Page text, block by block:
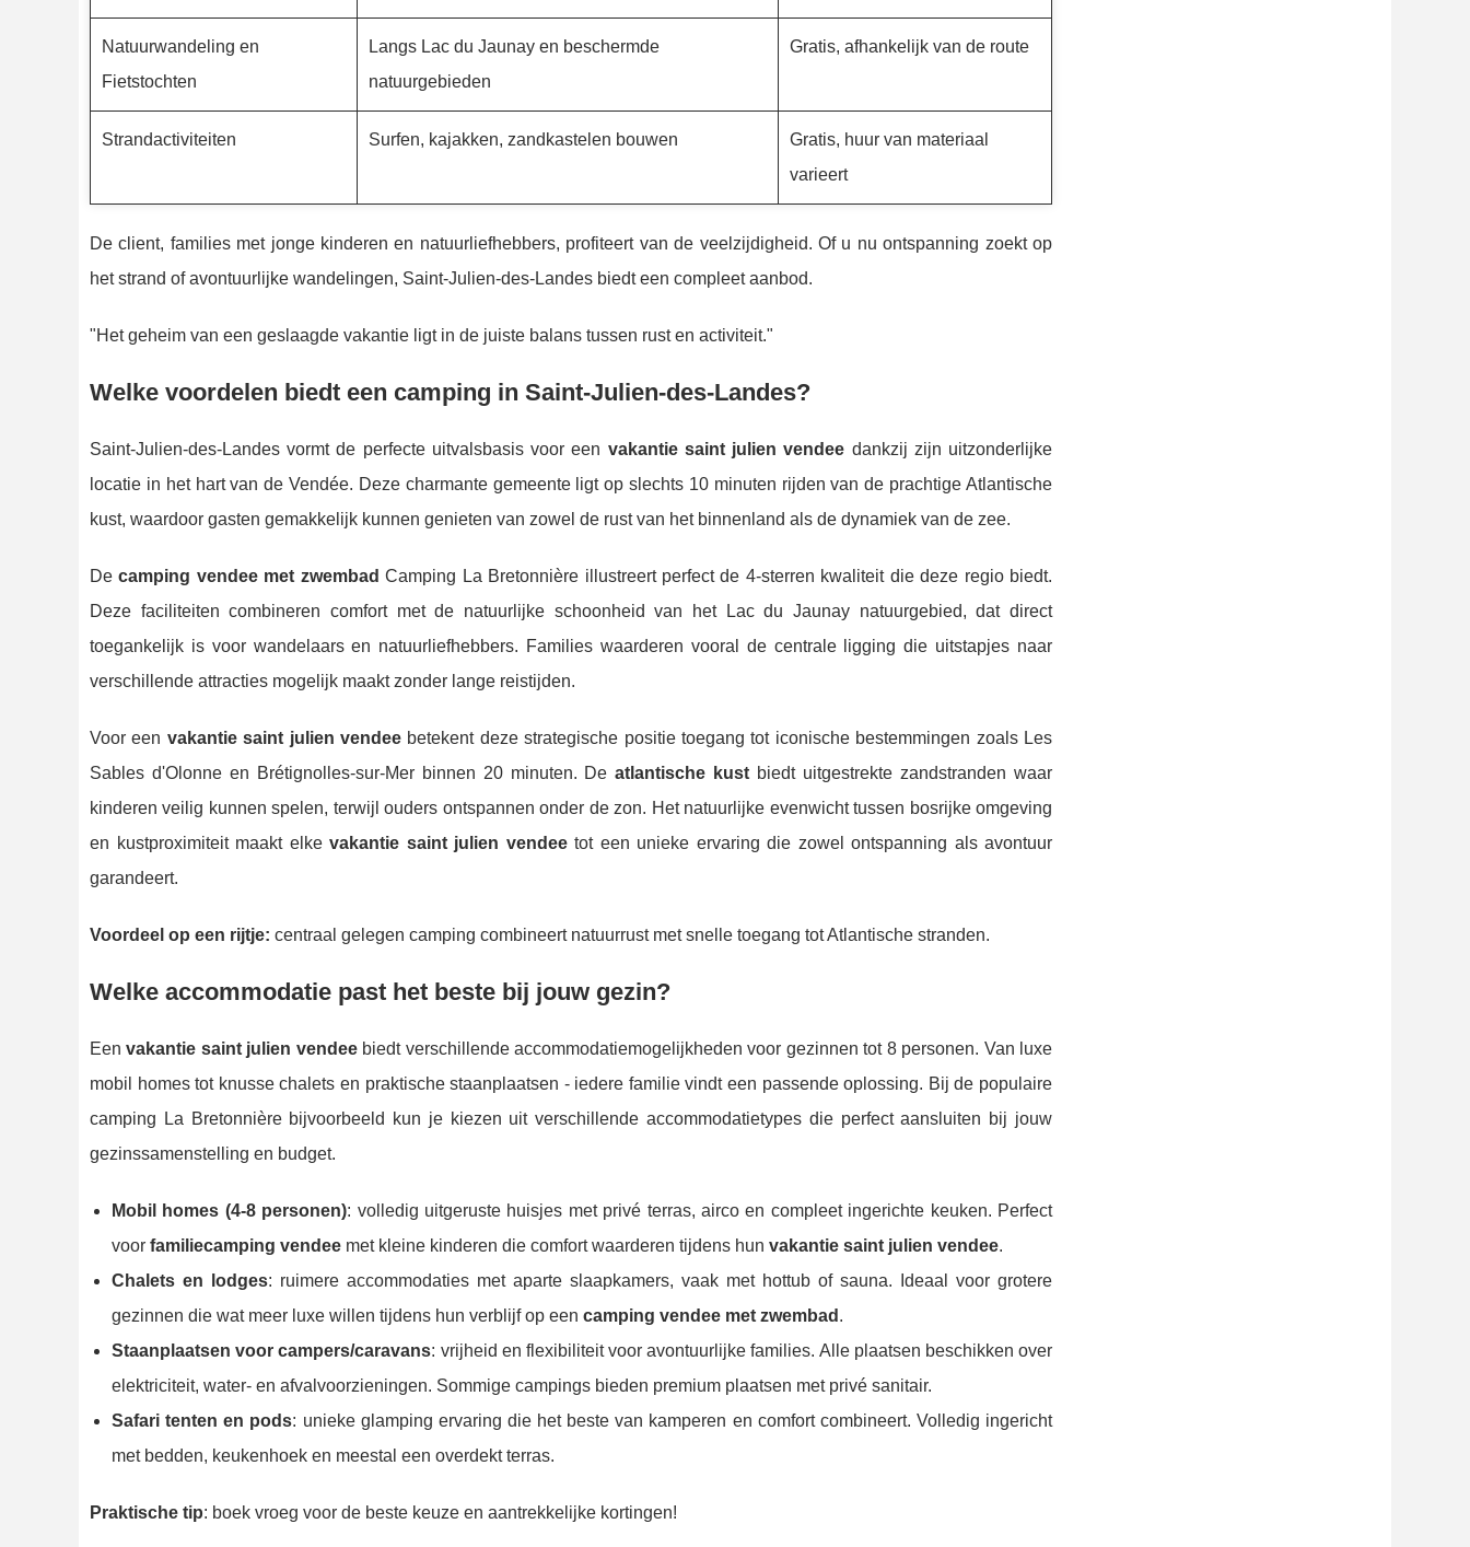
Natuurwandeling en
Fietstochten
Langs Lac du Jaunay en beschermde
natuurgebieden
Gratis, afhankelijk van de route
Strandactiviteiten Surfen, kajakken, zandkastelen bouwen
Gratis, huur van materiaal
varieert
De client, families met jonge kinderen en natuurliefhebbers, profiteert van de veelzijdigheid. Of u nu ontspanning zoekt op
het strand of avontuurlijke wandelingen, Saint-Julien-des-Landes biedt een compleet aanbod.
"Het geheim van een geslaagde vakantie ligt in de juiste balans tussen rust en activiteit."
Welke voordelen biedt een camping in Saint-Julien-des-Landes?
Saint-Julien-des-Landes vormt de perfecte uitvalsbasis voor een vakantie saint julien vendee dankzij zijn uitzonderlijke
locatie in het hart van de Vendée. Deze charmante gemeente ligt op slechts 10 minuten rijden van de prachtige Atlantische
kust, waardoor gasten gemakkelijk kunnen genieten van zowel de rust van het binnenland als de dynamiek van de zee.
Decamping vendee met zwembad Camping La Bretonnière illustreert perfect de 4-sterren kwaliteit die deze regio biedt.
Deze faciliteiten combineren comfort met de natuurlijke schoonheid van het Lac du Jaunay natuurgebied, dat direct
toegankelijk is voor wandelaars en natuurliefhebbers. Families waarderen vooral de centrale ligging die uitstapjes naar
verschillende attracties mogelijk maakt zonder lange reistijden.
Voor een vakantie saint julien vendee betekent deze strategische positie toegang tot iconische bestemmingen zoals Les
Sables d'Olonne en Brétignolles-sur-Mer binnen 20 minuten. Deatlantische kust biedt uitgestrekte zandstranden waar
kinderen veilig kunnen spelen, terwijl ouders ontspannen onder de zon. Het natuurlijke evenwicht tussen bosrijke omgeving
en kustproximiteit maakt elke vakantie saint julien vendeetot een unieke ervaring die zowel ontspanning als avontuur
garandeert.
Voordeel op een rijtje: centraal gelegen camping combineert natuurrust met snelle toegang tot Atlantische stranden.
Welke accommodatie past het beste bij jouw gezin?
Eenvakantie saint julien vendeebiedt verschillende accommodatiemogelijkheden voor gezinnen tot 8 personen. Van luxe
mobil homes tot knusse chalets en praktische staanplaatsen - iedere familie vindt een passende oplossing. Bij de populaire
camping La Bretonnière bijvoorbeeld kun je kiezen uit verschillende accommodatietypes die perfect aansluiten bij jouw
gezinssamenstelling en budget.
Mobil homes (4-8 personen): volledig uitgeruste huisjes met privé terras, airco en compleet ingerichte keuken. Perfect
voor familiecamping vendee met kleine kinderen die comfort waarderen tijdens hun vakantie saint julien vendee.
Chalets en lodges: ruimere accommodaties met aparte slaapkamers, vaak met hottub of sauna. Ideaal voor grotere
gezinnen die wat meer luxe willen tijdens hun verblijf op een camping vendee met zwembad .
Staanplaatsen voor campers/caravans: vrijheid en flexibiliteit voor avontuurlijke families. Alle plaatsen beschikken over
elektriciteit, water- en afvalvoorzieningen. Sommige campings bieden premium plaatsen met privé sanitair.
Safari tenten en pods: unieke glamping ervaring die het beste van kamperen en comfort combineert. Volledig ingericht
met bedden, keukenhoek en meestal een overdekt terras.
Praktische tip: boek vroeg voor de beste keuze en aantrekkelijke kortingen!